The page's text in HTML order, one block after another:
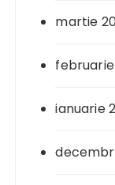
martie
februarie
ianuarie